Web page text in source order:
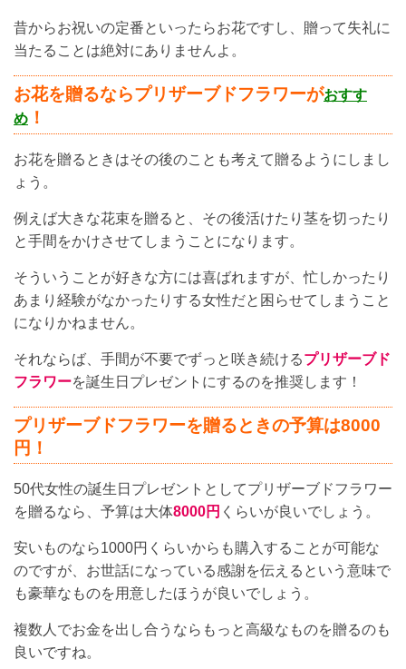
昔からお祝いの定番といったらお花ですし、贈って失礼に
当たることは絶対にありませんよ。
お花を贈るならプリザーブドフラワーがおすす
め ！
お花を贈るときはその後のことも考えて贈るようにしまし
ょう。
例えば大きな花束を贈ると、その後活けたり茎を切ったり
と手間をかけさせてしまうことになります。
そういうことが好きな方には喜ばれますが、忙しかったり
あまり経験がなかったりする女性だと困らせてしまうこと
になりかねません。
それならば、手間が不要でずっと咲き続けるプリザーブド
フラワーを誕生日プレゼントにするのを推奨します！
プリザーブドフラワーを贈るときの予算は8000
円！
50代女性の誕生日プレゼントとしてプリザーブドフラワー
を贈るなら、予算は大体8000円 くらいが良いでしょう。
安いものなら1000円くらいからも購入することが可能な
のですが、お世話になっている感謝を伝えるという意味で
も豪華なものを用意したほうが良いでしょう。
複数人でお金を出し合うならもっと高級なものを贈るのも
良いですね。